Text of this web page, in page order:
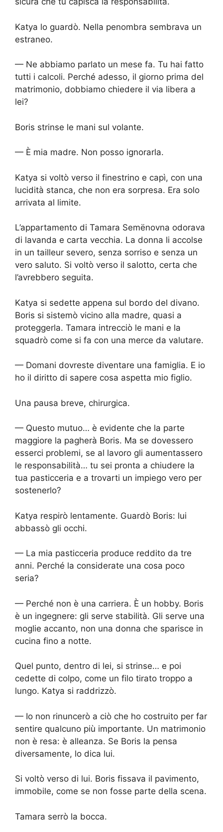
Katya lo guardò. Nella penombra sembrava un
estraneo.
— Ne abbiamo parlato un mese fa. Tu hai fatto
tutti i calcoli. Perché adesso, il giorno prima del
matrimonio, dobbiamo chiedere il via libera a
lei?
Boris strinse le mani sul volante.
— È mia madre. Non posso ignorarla.
Katya si voltò verso il finestrino e capì, con una
lucidità stanca, che non era sorpresa. Era solo
arrivata al limite.
L’appartamento di Tamara Semënovna odorava
di lavanda e carta vecchia. La donna li accolse
in un tailleur severo, senza sorriso e senza un
vero saluto. Si voltò verso il salotto, certa che
l’avrebbero seguita.
Katya si sedette appena sul bordo del divano.
Boris si sistemò vicino alla madre, quasi a
proteggerla. Tamara intrecciò le mani e la
squadrò come si fa con una merce da valutare.
— Domani dovreste diventare una famiglia. E io
ho il diritto di sapere cosa aspetta mio figlio.
Una pausa breve, chirurgica.
— Questo mutuo… è evidente che la parte
maggiore la pagherà Boris. Ma se dovessero
esserci problemi, se al lavoro gli aumentassero
le responsabilità… tu sei pronta a chiudere la
tua pasticceria e a trovarti un impiego vero per
sostenerlo?
Katya respirò lentamente. Guardò Boris: lui
abbassò gli occhi.
— La mia pasticceria produce reddito da tre
anni. Perché la considerate una cosa poco
seria?
— Perché non è una carriera. È un hobby. Boris
è un ingegnere: gli serve stabilità. Gli serve una
moglie accanto, non una donna che sparisce in
cucina fino a notte.
Quel punto, dentro di lei, si strinse… e poi
cedette di colpo, come un filo tirato troppo a
lungo. Katya si raddrizzò.
— Io non rinuncerò a ciò che ho costruito per far
sentire qualcuno più importante. Un matrimonio
non è resa: è alleanza. Se Boris la pensa
diversamente, lo dica lui.
Si voltò verso di lui. Boris fissava il pavimento,
immobile, come se non fosse parte della scena.
Tamara serrò la bocca.